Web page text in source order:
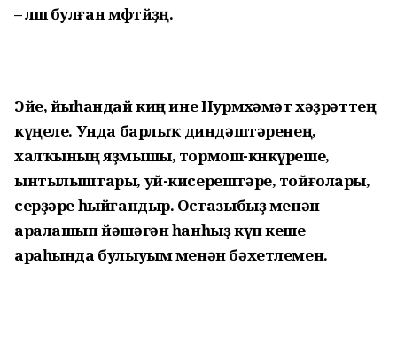
– өлөшө булған мөфтөйҙөң.
Эйе, йыһандай киң ине Нурмөхәмәт хәҙрәттең
күңеле. Унда барлыҡ диндәштәренең,
халҡының яҙмышы, тормош-көнкүреше,
ынтылыштары, уй-кисерештәре, тойғолары,
серҙәре һыйғандыр. Остазыбыҙ менән
аралашып йәшәгән һанһыҙ күп кеше
араһында булыуым менән бәхетлемен.